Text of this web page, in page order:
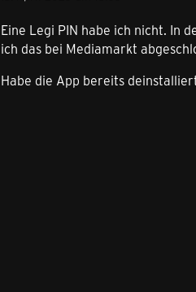
Eine Legi PIN habe ich nicht. In
ich das bei Mediamarkt
Habe die App bereits